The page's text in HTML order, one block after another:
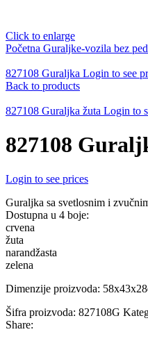
Click to enlarge
Početna Guraljke-vozila bez
827108 Guraljka Login to see
Back to products
827108 Guraljka žuta Login to
827108
Login to see prices
Guraljka sa svetlosnim i
Dostupna u 4 boje:
crvena
žuta
narandžasta
zelena
Dimenzije proizvoda:
Šifra proizvoda: 827108G
Share: